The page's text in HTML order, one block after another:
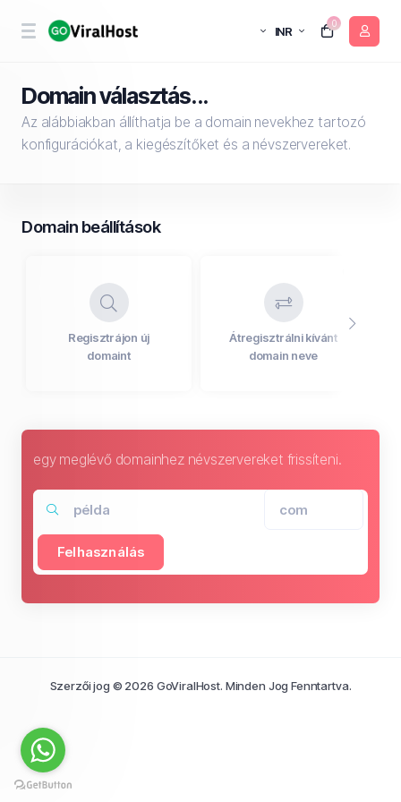
INR
0
Domain választás...
Az alábbiakban állíthatja be a domain nevekhez tartozó
konfigurációkat, a kiegészítőket és a névszervereket.
Domain beállítások
Regisztrájon új
domaint
Átregisztrálni kívánt
domain neve
egy meglévő domainhez névszervereket frissíteni.
Felhasználás
Szerzői jog © 2026 GoViralHost. Minden Jog Fenntartva.